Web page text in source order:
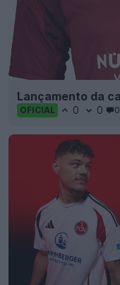
Lançamento da
OFICIAL 0 0 0